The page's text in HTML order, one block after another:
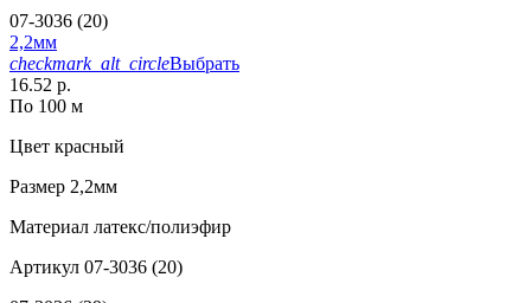
07-3036 (20)
2,2мм
checkmark_alt_circleВыбрать
16.52 р.
По 100 м
Цвет красный
Размер 2,2мм
Материал латекс/полиэфир
Артикул 07-3036 (20)